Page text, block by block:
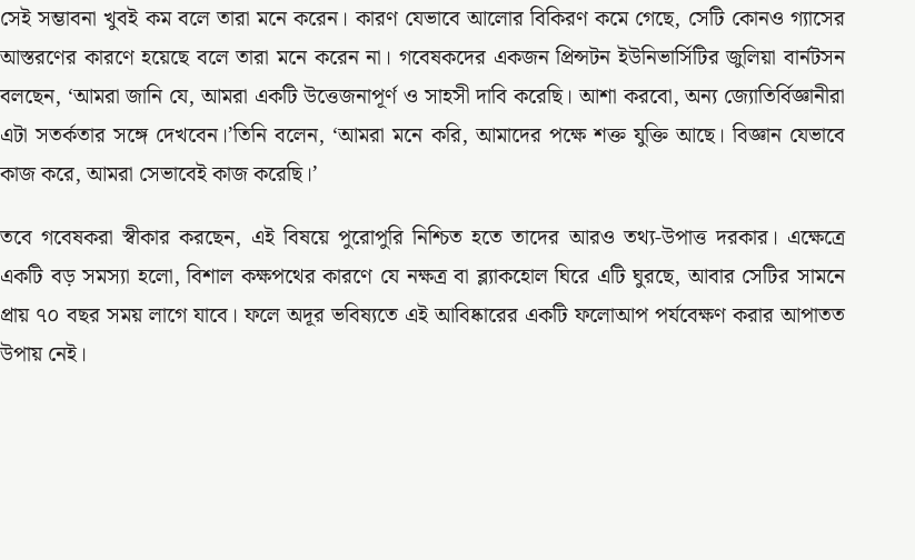
সেই সম্ভাবনা খুবই কম বলে তারা মনে করেন। কারণ যেভাবে আলোর বিকিরণ কমে গেছে, সেটি কোনও গ্যাসের
আস্তরণের কারণে হয়েছে বলে তারা মনে করেন না। গবেষকদের একজন প্রিন্সটন ইউনিভার্সিটির জুলিয়া বার্নটসন
বলছেন, ‘আমরা জানি যে, আমরা একটি উত্তেজনাপূর্ণ ও সাহসী দাবি করেছি। আশা করবো, অন্য জ্যোতির্বিজ্ঞানীরা
এটা সতর্কতার সঙ্গে দেখবেন।’তিনি বলেন, ‘আমরা মনে করি, আমাদের পক্ষে শক্ত যুক্তি আছে। বিজ্ঞান যেভাবে
কাজ করে, আমরা সেভাবেই কাজ করেছি।’
তবে গবেষকরা স্বীকার করছেন, এই বিষয়ে পুরোপুরি নিশ্চিত হতে তাদের আরও তথ্য-উপাত্ত দরকার। এক্ষেত্রে
একটি বড় সমস্যা হলো, বিশাল কক্ষপথের কারণে যে নক্ষত্র বা ব্ল্যাকহোল ঘিরে এটি ঘুরছে, আবার সেটির সামনে
প্রায় ৭০ বছর সময় লাগে যাবে। ফলে অদূর ভবিষ্যতে এই আবিষ্কারের একটি ফলোআপ পর্যবেক্ষণ করার আপাতত
উপায় নেই।